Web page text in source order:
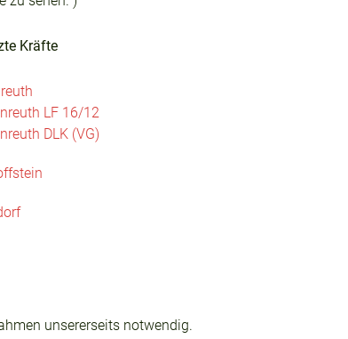
Kräfte
LF 16/12
DLK (VG)
unsererseits notwendig.